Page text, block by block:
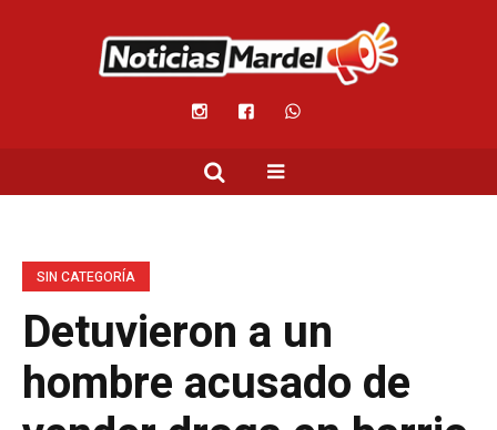
SIN CATEGORÍA
Detuvieron a un
hombre acusado de